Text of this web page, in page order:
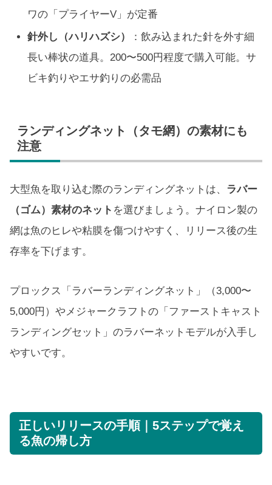
ワの「プライヤーV」が定番
針外し（ハリハズシ）
：飲み込まれた針を外す細
長い棒状の道具。200〜500円程度で購入可能。サ
ビキ釣りやエサ釣りの必需品
ランディングネット（タモ網）の素材にも
注意
大型魚を取り込む際のランディングネットは、 ラバー
（ゴム）素材のネット を選びましょう。ナイロン製の
網は魚のヒレや粘膜を傷つけやすく、リリース後の生
存率を下げます。
プロックス「ラバーランディングネット」（3,000〜
5,000円）やメジャークラフトの「ファーストキャスト
ランディングセット」のラバーネットモデルが入手し
やすいです。
正しいリリースの手順｜5ステップで覚え
る魚の帰し方